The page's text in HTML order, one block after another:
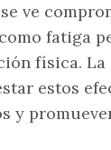
ve
fatiga
física.
estos
y